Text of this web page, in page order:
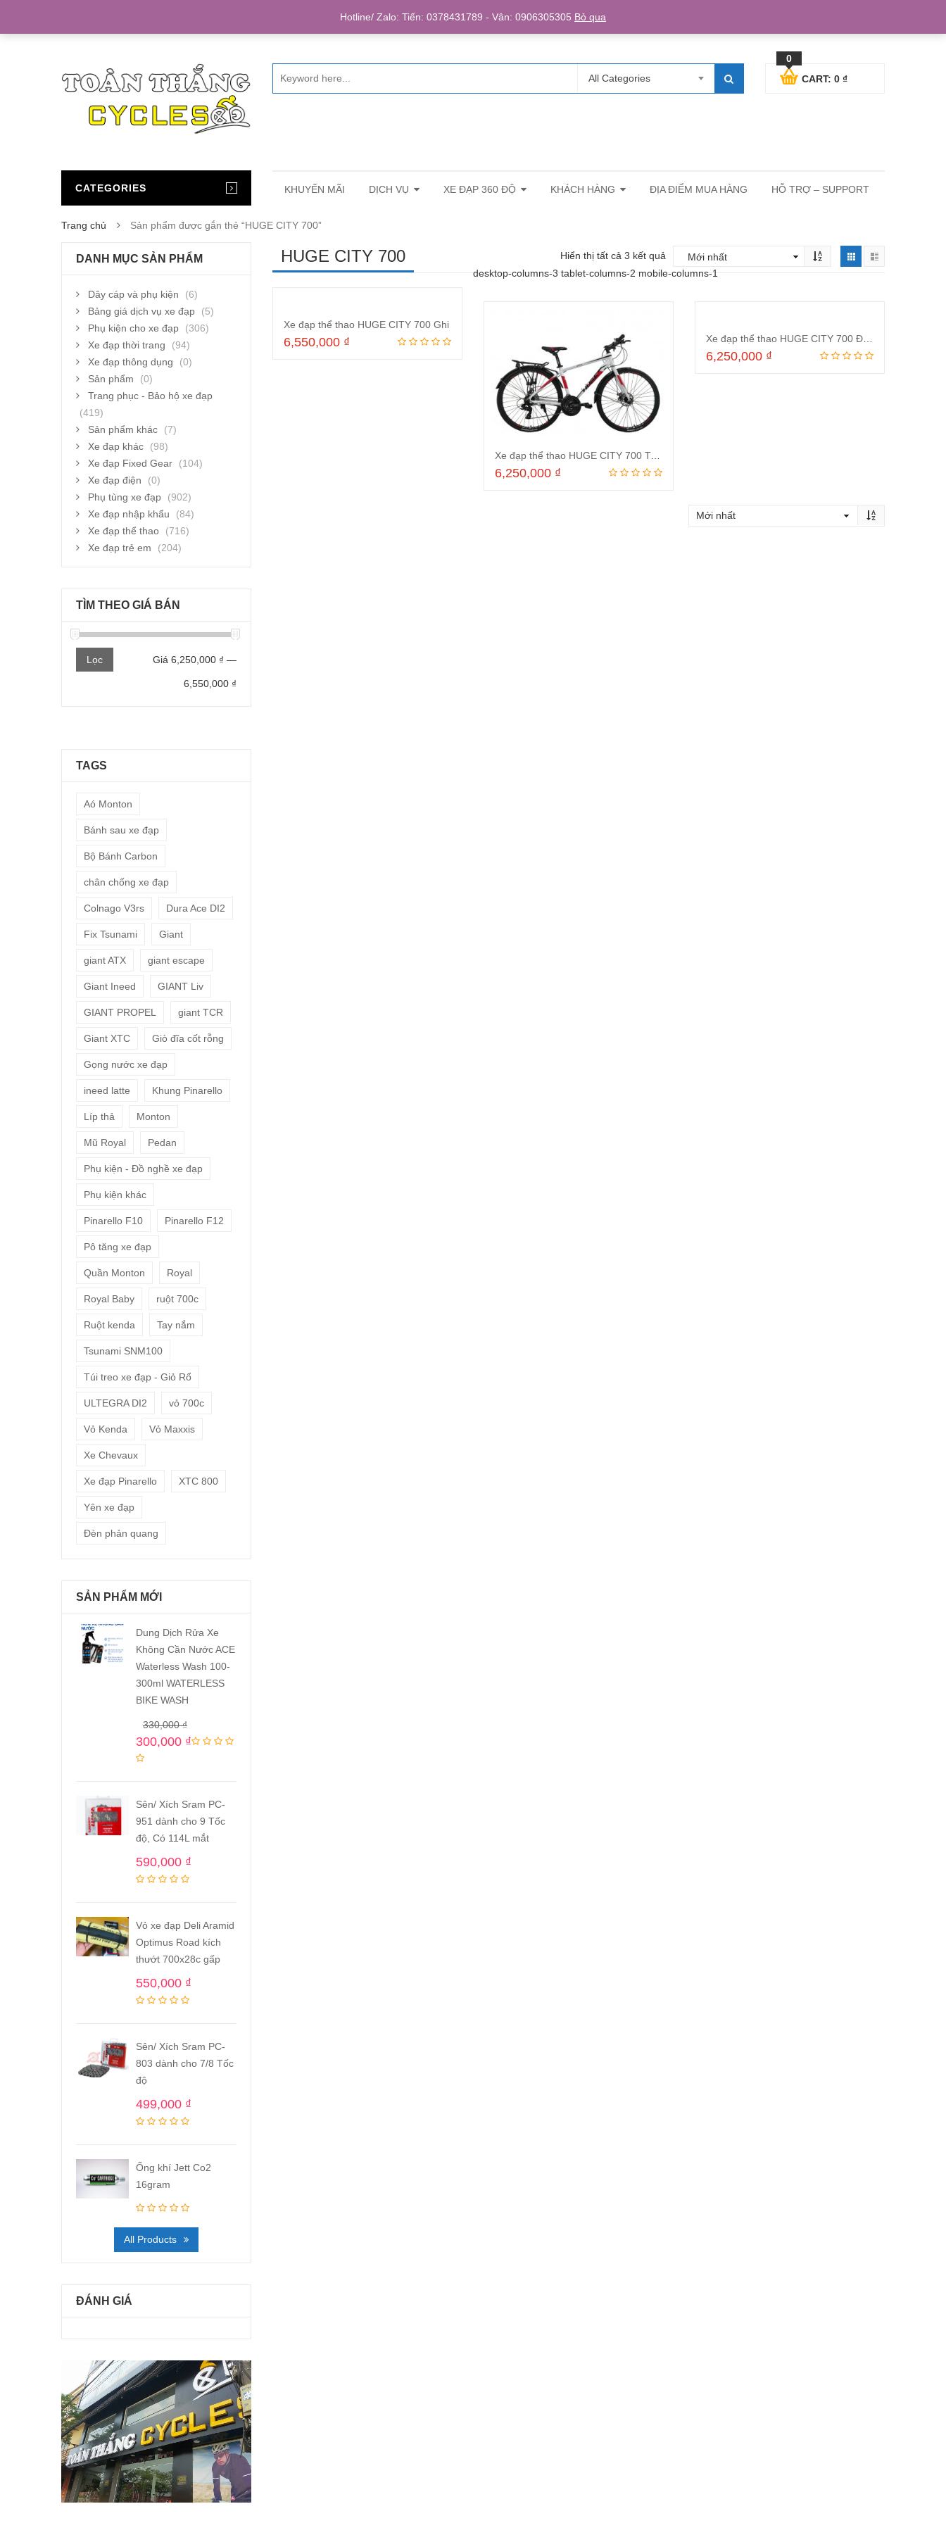
Login/Register
All Categories
0
CART: 0 ₫
CATEGORIES KHUYẾN MÃI DỊCH VỤ XE ĐẠP 360 ĐỘ KHÁCH HÀNG ĐỊA ĐIỂM MUA HÀNG HỖ TRỢ – SUPPORT
Trang chủ Sản phẩm được gắn thẻ “HUGE CITY 700”
HUGE CITY 700
Hiển thị tất cả 3 kết quả
desktop-columns-3 tablet-columns-2 mobile-columns-1
Xe đạp thể thao HUGE CITY 700 Ghi
6,550,000 ₫
Xe đạp thể thao HUGE CITY 700 Trắng đỏ
6,250,000 ₫
Xe đạp thể thao HUGE CITY 700 Đen đỏ
6,250,000 ₫
DANH MỤC SẢN PHẨM
Dây cáp và phụ kiện
(6)
Bảng giá dịch vụ xe đạp
(5)
Phụ kiện cho xe đạp
(306)
Xe đạp thời trang
(94)
Xe đạp thông dụng
(0)
Sản phẩm
(0)
Trang phục - Bảo hộ xe đạp
(419)
Sản phẩm khác
(7)
Xe đạp khác
(98)
Xe đạp Fixed Gear
(104)
Xe đạp điện
(0)
Phụ tùng xe đạp
(902)
Xe đạp nhập khẩu
(84)
Xe đạp thể thao
(716)
Xe đạp trẻ em
(204)
TÌM THEO GIÁ BÁN
Giá
Giá
Lọc Giá 6,250,000 ₫ —
6,550,000 ₫
TAGS
Aó Monton
Bánh sau xe đạp
Bộ Bánh Carbon
chân chống xe đạp
Colnago V3rs Dura Ace DI2
Fix Tsunami Giant
giant ATX giant escape
Giant Ineed GIANT Liv
GIANT PROPEL giant TCR
Giant XTC Giò đĩa cốt rỗng
Gọng nước xe đạp
ineed latte Khung Pinarello
Líp thả Monton
Mũ Royal Pedan
Phụ kiện - Đồ nghề xe đạp
Phụ kiện khác
Pinarello F10 Pinarello F12
Pô tăng xe đạp
Quần Monton Royal
Royal Baby ruột 700c
Ruột kenda Tay nắm
Tsunami SNM100
Túi treo xe đạp - Giỏ Rổ
ULTEGRA DI2 vỏ 700c
Vỏ Kenda Vỏ Maxxis
Xe Chevaux
Xe đạp Pinarello XTC 800
Yên xe đạp
Đèn phản quang
SẢN PHẨM MỚI
Dung Dịch Rửa Xe
Không Cần Nước ACE
Waterless Wash 100-
300ml WATERLESS
BIKE WASH
330,000₫
300,000 ₫
Sên/ Xích Sram PC-
951 dành cho 9 Tốc
độ, Có 114L mắt
590,000 ₫
Vỏ xe đạp Deli Aramid
Optimus Road kích
thướt 700x28c gấp
550,000 ₫
Sên/ Xích Sram PC-
803 dành cho 7/8 Tốc
độ
499,000 ₫
Ống khí Jett Co2
16gram
All Products
ĐÁNH GIÁ
Hotline/ Zalo: Tiến: 0378431789 - Vân: 0906305305 Bỏ qua